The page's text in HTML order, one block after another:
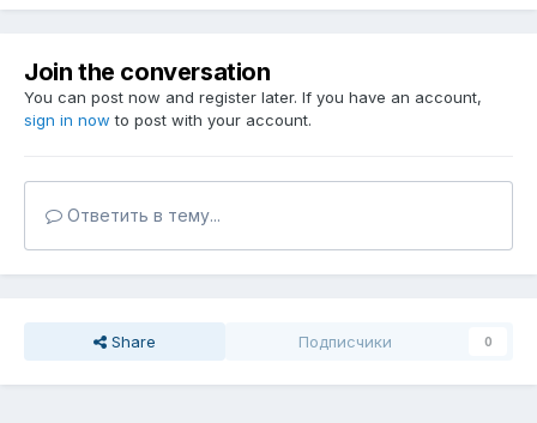
Join the conversation
You can post now and register later. If you have an account,
sign in now to post with your account.
Ответить в тему...
Share Подписчики 0